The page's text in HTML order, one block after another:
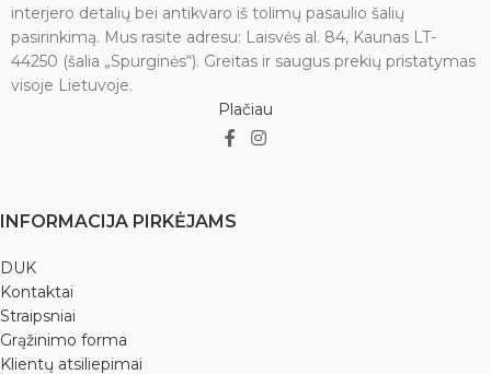
interjero detalių bei antikvaro iš tolimų pasaulio šalių
pasirinkimą. Mus rasite adresu: Laisvės al. 84, Kaunas LT-
44250 (šalia „Spurginės“). Greitas ir saugus prekių pristatymas
visoje Lietuvoje.
Plačiau
INFORMACIJA PIRKĖJAMS
DUK
Kontaktai
Straipsniai
Grąžinimo forma
Klientų atsiliepimai